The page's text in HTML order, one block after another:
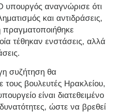
υπουργός αναγνώρισε ότι
και αντιδράσεις,
τέθηκαν ενστάσεις, αλλά
συζήτηση θα
τους βουλευτές Ηρακλείου,
είναι διατεθειμένο
ώστε να βρεθεί